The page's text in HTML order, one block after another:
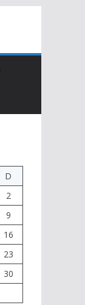
D
2
9
16
23
30